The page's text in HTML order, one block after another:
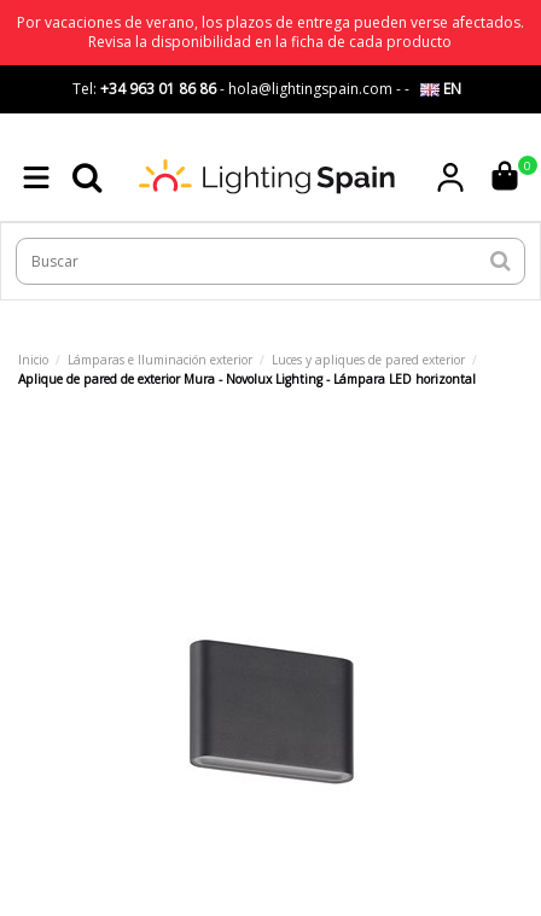
Por vacaciones de verano, los plazos de entrega pueden verse afectados.
Revisa la disponibilidad en la ficha de cada producto
Tel: +34 963 01 86 86-hola@lightingspain.com -- EN
0
Inicio Lámparas e Iluminación exterior
Luces y apliques de pared exterior
Aplique de pared de exterior Mura - Novolux Lighting - Lámpara LED horizontal